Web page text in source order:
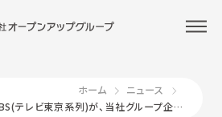
ホーム
ニュース
WBS(テレビ東京系列)が、当社グループ企業を取材報道